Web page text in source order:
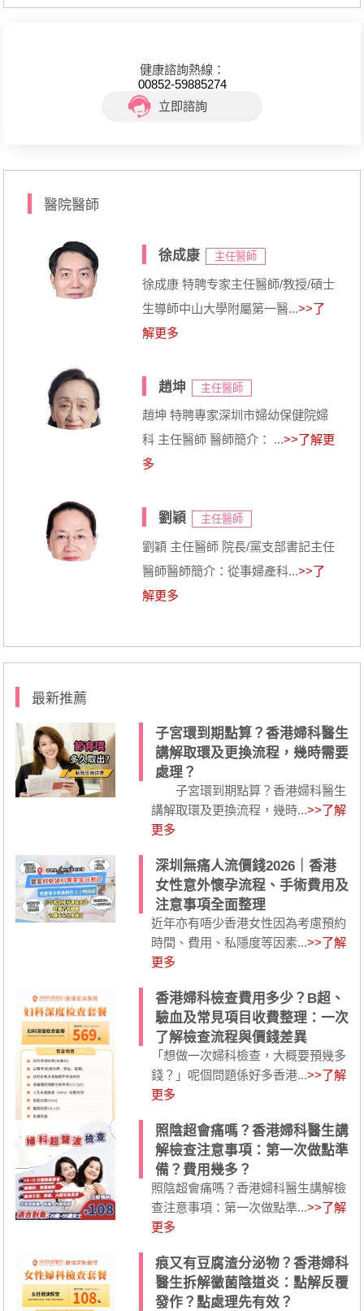
健康諮詢熱線：
00852-59885274
立即諮詢
醫院醫師
徐成康 主任醫師
徐成康 特聘专家主任醫師/教授/碩士
生導師中山大學附屬第一醫...>>了
解更多
趙坤 主任醫師
趙坤 特聘專家深圳市婦幼保健院婦
科 主任醫師 醫師簡介： ...>>了解更
多
劉穎 主任醫師
劉穎 主任醫師 院長/黨支部書記主任
醫師醫師簡介：從事婦產科...>>了
解更多
最新推薦
子宮環到期點算？香港婦科醫生
講解取環及更換流程，幾時需要
處理？
子宮環到期點算？香港婦科醫生
講解取環及更換流程，幾時...>>了解
更多
深圳無痛人流價錢2026｜香港
女性意外懷孕流程、手術費用及
注意事項全面整理
近年亦有唔少香港女性因為考慮預約
時間、費用、私隱度等因素...>>了解
更多
香港婦科檢查費用多少？B超、
驗血及常見項目收費整理：一次
了解檢查流程與價錢差異
「想做一次婦科檢查，大概要預幾多
錢？」呢個問題係好多香港...>>了解
更多
照陰超會痛嗎？香港婦科醫生講
解檢查注意事項：第一次做點準
備？費用幾多？
照陰超會痛嗎？香港婦科醫生講解檢
查注意事項：第一次做點準...>>了解
更多
痕又有豆腐渣分泌物？香港婦科
醫生拆解黴菌陰道炎：點解反覆
發作？點處理先有效？